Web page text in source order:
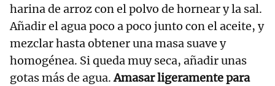
harina de arroz con el polvo de hornear y la sal.
Añadir el agua poco a poco junto con el aceite, y
mezclar hasta obtener una masa suave y
homogénea. Si queda muy seca, añadir unas
gotas más de agua.Amasar ligeramente para